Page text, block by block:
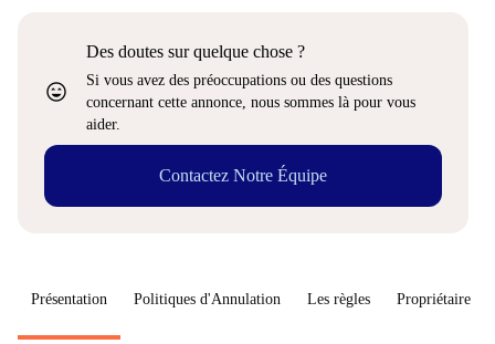
sentiment_very_satisfied
Des doutes sur quelque chose ?
Si vous avez des préoccupations ou des questions
concernant cette annonce, nous sommes là pour vous
aider.
Contactez Notre Équipe
Présentation Politiques d'Annulation Les règles Propriétaire